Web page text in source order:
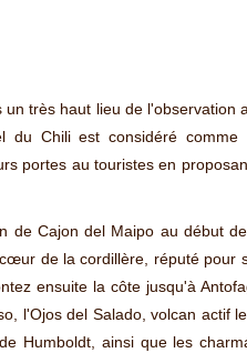
très haut lieu de l'observation
du Chili est considéré
portes au touristes en
de Cajon del Maipo au début
de la cordillère, réputé pour
ensuite la côte jusqu'à
l'Ojos del Salado, volcan actif
Humboldt, ainsi que les